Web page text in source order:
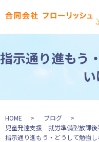
指示通り進もう
HOME
ブログ
児童発達支援 就労準備型放課
指示通り進もう・どうして勉強